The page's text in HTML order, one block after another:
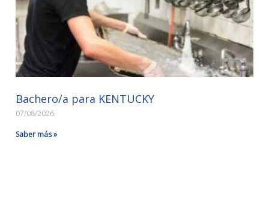
Bachero/a para KENTUCKY
07/08/2026
Saber más »